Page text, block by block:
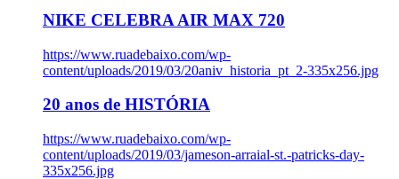
NIKE CELEBRA AIR MAX 720
https://www.ruadebaixo.com/wp-
content/uploads/2019/03/20aniv_historia_pt_2-335x256.jpg
20 anos de HISTÓRIA
https://www.ruadebaixo.com/wp-
content/uploads/2019/03/jameson-arraial-st.-patricks-day-
335x256.jpg